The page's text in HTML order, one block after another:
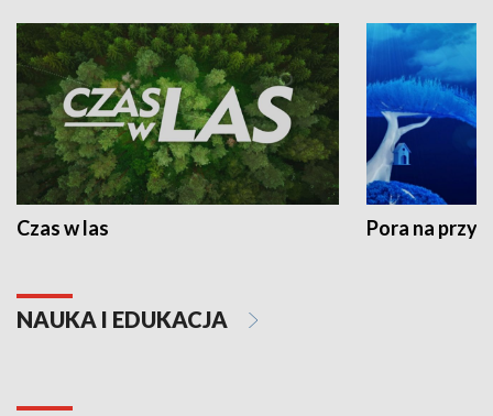
Czas w las Pora na
NAUKA I EDUKACJA